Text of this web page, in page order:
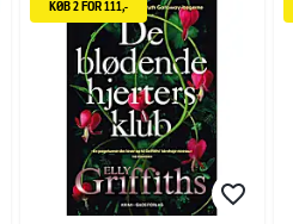
KØB 2 FOR 111,-